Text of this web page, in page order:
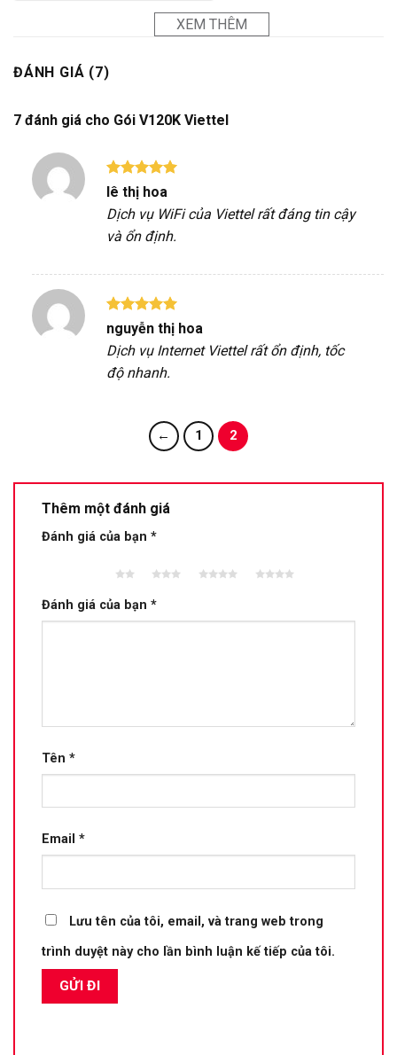
XEM THÊM
ĐÁNH GIÁ (7)
7 đánh giá cho Gói V120K Viettel
Được xếp
hạng
sao
lê thị hoa
Dịch vụ WiFi của Viettel rất đáng tin cậy
và ổn định.
Được xếp
hạng 5
sao
nguyễn thị hoa
Dịch vụ Internet Viettel rất ổn định, tốc
độ nhanh.
← 1 2
Thêm một đánh giá
Đánh giá của bạn *
5 sao
sao
sao
sao
Đánh giá của bạn *
Tên *
Email *
Lưu tên của tôi, email, và trang web trong
trình duyệt này cho lần bình luận kế tiếp của tôi.